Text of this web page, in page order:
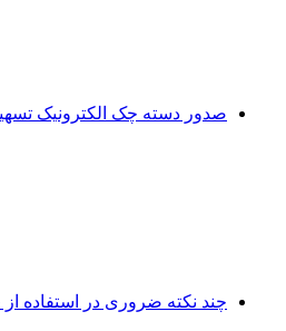
صدور دسته چک الکترونیک
چند نکته ضروری در استفاده